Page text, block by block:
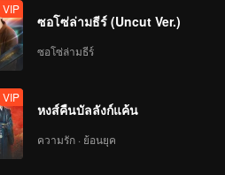
VIP
ซอโซ่ล่ามธีร์ (Uncut Ver.)
ซอโซ่ล่ามธีร์
VIP
หงส์คืนบัลลังก์แค้น
ความรัก · ย้อนยุค